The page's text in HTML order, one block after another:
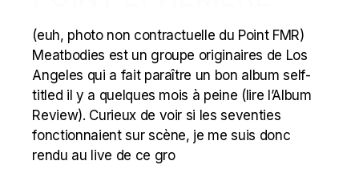
(euh, photo non contractuelle du Point FMR)
Meatbodies est un groupe originaires de Los
Angeles qui a fait paraître un bon album self-
titled il y a quelques mois à peine (lire l’Album
Review). Curieux de voir si les seventies
fonctionnaient sur scène, je me suis donc
rendu au live de ce gro